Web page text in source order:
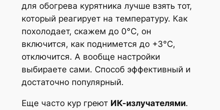
для обогрева курятника лучше взять тот,
который реагирует на температуру. Как
похолодает, скажем до 0°C, он
включится, как поднимется до +3°C,
отключится. А вообще настройки
выбираете сами. Способ эффективный и
достаточно популярный.
Еще часто кур греют ИК-излучателями.